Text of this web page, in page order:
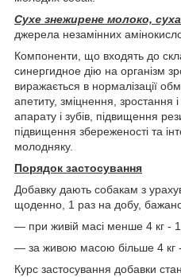
Сухе знежирене молоко,
джерела незамінних
Компоненти, що входять до
синергидное дію на організм
виражається в нормалізації
апетиту, зміцнення, зростання
апарату і зубів, підвищення
підвищення збереженості та
молодняку.
Порядок застосування
Добавку дають собакам з
щоденно, 1 раз на добу,
— при живій масі менше 4 кг - 1
— за живою масою більше 4 кг -
Курс застосування добавки